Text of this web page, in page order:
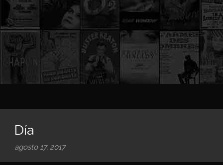
Día
agosto 17, 2017